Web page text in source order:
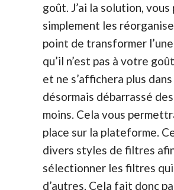
goût. J’ai la solution,
simplement les
point de transformer
qu’il n’est pas à votre goût
et ne s’affichera plus
désormais débarrassé
moins. Cela vous
place sur la plateforme.
divers styles de filtres
sélectionner les filtres
d’autres. Cela fait donc